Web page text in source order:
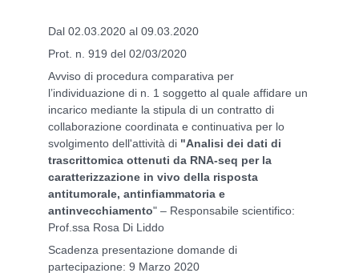
Dal 02.03.2020 al 09.03.2020
Prot. n. 919 del 02/03/2020
Avviso di procedura comparativa per
l’individuazione di n. 1 soggetto al quale affidare un
incarico mediante la stipula di un contratto di
collaborazione coordinata e continuativa per lo
svolgimento dell'attività di "Analisi dei dati di
trascrittomica ottenuti da RNA-seq per la
caratterizzazione in vivo della risposta
antitumorale, antinfiammatoria e
antinvecchiamento" – Responsabile scientifico:
Prof.ssa Rosa Di Liddo
Scadenza presentazione domande di
partecipazione: 9 Marzo 2020